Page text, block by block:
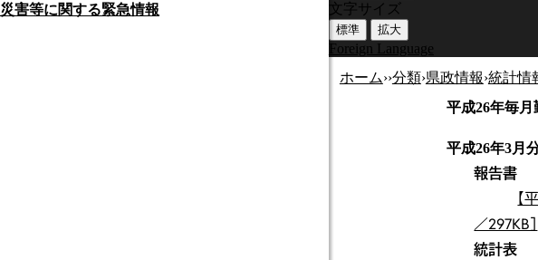
災害等に関する緊急情報 文字サイズ
標準 拡大
Foreign Language
ホーム››分類›県政情報›統計情
平成26年毎月
平成26年3月
報告書
【
／297KB］
統計表